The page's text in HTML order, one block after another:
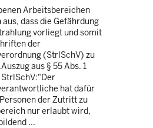
Arbeitsbereichen
dass die Gefährdung
vorliegt und somit
der
(StrlSchV) zu
aus § 55 Abs. 1
StrlSchV:"Der
hat dafür
der Zutritt zu
nur erlaubt wird,
...